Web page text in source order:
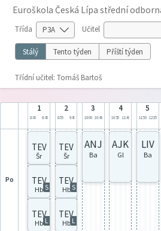
Euroškola Česká Lípa střední
Třída Učitel
Stálý Tento týden Příští týden
Třídní učitel: Tomáš Bartoš
1
8:00 8:45
2
8:55 9:40
3
10:00 10:45
4
10:55 11:40
5
11:50 12:35
po
TEV
Šr
TEV
S
Hb
TEV
L
Hb
TEV
Šr
TEV
S
Hb
TEV
L
Hb
ANJ
Ba
AJK
Gl
LIV
Ba